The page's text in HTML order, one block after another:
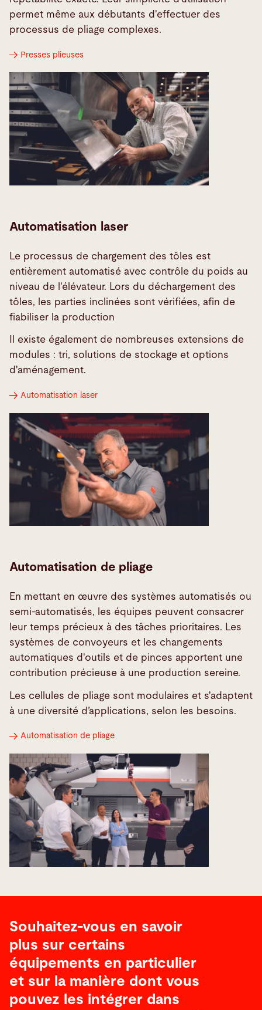
permet même aux débutants d'effectuer des
processus de pliage complexes.
Presses plieuses
Automatisation laser
Le processus de chargement des tôles est
entièrement automatisé avec contrôle du poids au
niveau de l'élévateur. Lors du déchargement des
tôles, les parties inclinées sont vérifiées, afin de
fiabiliser la production
Il existe également de nombreuses extensions de
modules : tri, solutions de stockage et options
d'aménagement.
Automatisation laser
Automatisation de pliage
En mettant en œuvre des systèmes automatisés ou
semi-automatisés, les équipes peuvent consacrer
leur temps précieux à des tâches prioritaires. Les
systèmes de convoyeurs et les changements
automatiques d'outils et de pinces apportent une
contribution précieuse à une production sereine.
Les cellules de pliage sont modulaires et s'adaptent
à une diversité d’applications, selon les besoins.
Automatisation de pliage
Souhaitez-vous en savoir
plus sur certains
équipements en particulier
et sur la manière dont vous
pouvez les intégrer dans